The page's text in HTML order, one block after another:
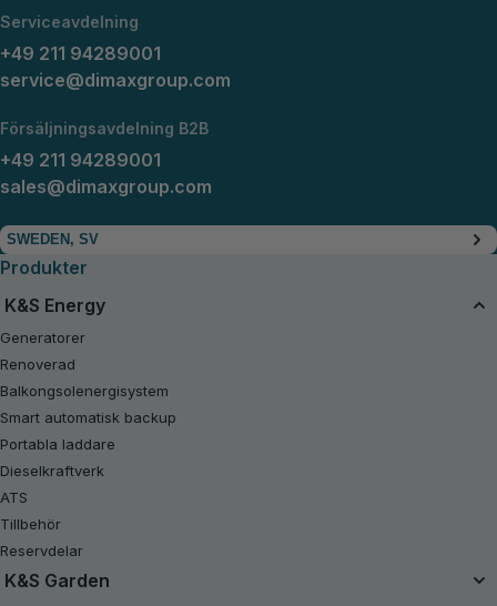
Serviceavdelning
+49 211 94289001
service@dimaxgroup.com
Försäljningsavdelning B2B
+49 211 94289001
sales@dimaxgroup.com
SWEDEN, SV
Produkter
K&S Energy
Generatorer
Renoverad
Balkongsolenergisystem
Smart automatisk backup
Portabla laddare
Dieselkraftverk
ATS
Tillbehör
Reservdelar
K&S Garden